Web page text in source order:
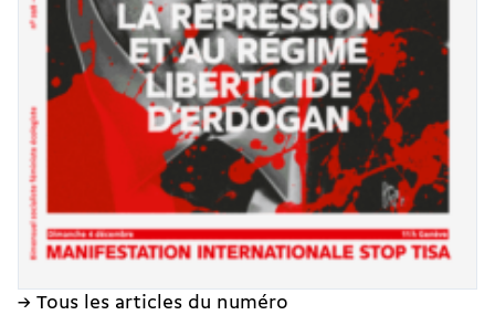
→ Tous les articles du numéro